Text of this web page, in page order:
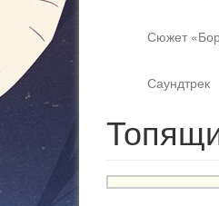
Сюжет
Саундтрек